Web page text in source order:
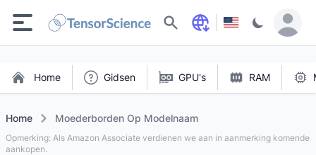
Zoeken
Home Gidsen GPU's RAM
Home Moederborden Op Modelnaam
Opmerking: Als Amazon Associate verdienen we aan in aanmerking komende
aankopen.